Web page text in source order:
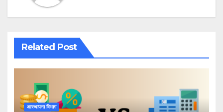
Related Post
आस्थापना विभाग